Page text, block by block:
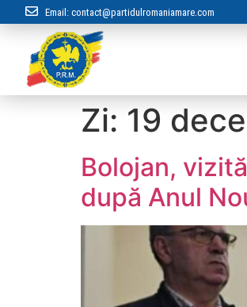
Email: contact@partidulromaniamare.com
Zi: 19
Bolojan,
după Anul